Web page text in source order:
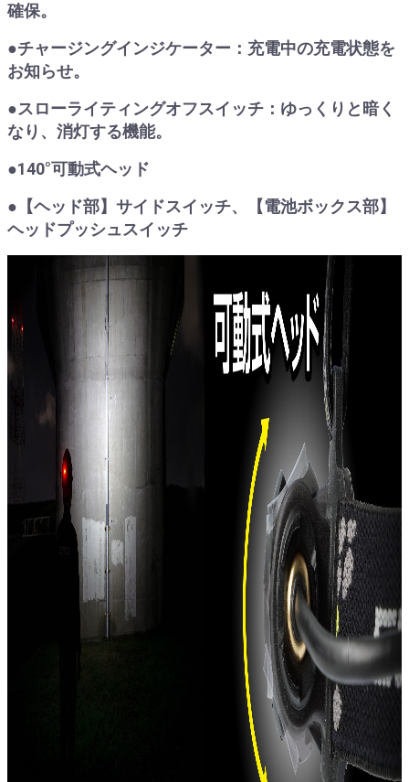
確保。
●チャージングインジケーター：充電中の充電状態を
お知らせ。
●スローライティングオフスイッチ：ゆっくりと暗く
なり、消灯する機能。
●140°可動式ヘッド
●【ヘッド部】サイドスイッチ、【電池ボックス部】
ヘッドプッシュスイッチ